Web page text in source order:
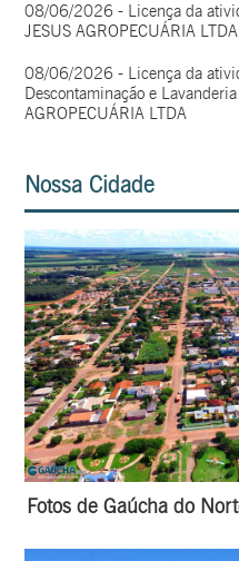
08/06/2026 - Licença da
JESUS AGROPECUÁRIA LTDA
08/06/2026 - Licença da
Descontaminação e
AGROPECUÁRIA LTDA
Nossa Cidade
Fotos de Gaúcha do